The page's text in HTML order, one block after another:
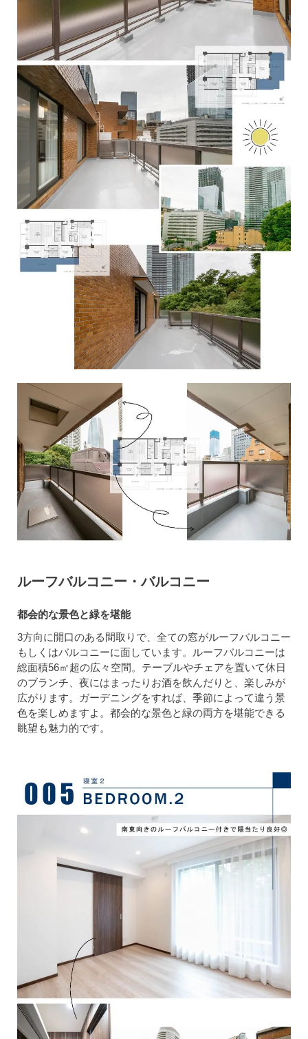
ルーフバルコニー・バルコニー
都会的な景色と緑を堪能
3方向に開口のある間取りで、全ての窓がルーフバルコニー
もしくはバルコニーに面しています。ルーフバルコニーは
総面積56㎡超の広々空間。テーブルやチェアを置いて休日
のブランチ、夜にはまったりお酒を飲んだりと、楽しみが
広がります。ガーデニングをすれば、季節によって違う景
色を楽しめますよ。都会的な景色と緑の両方を堪能できる
眺望も魅力的です。